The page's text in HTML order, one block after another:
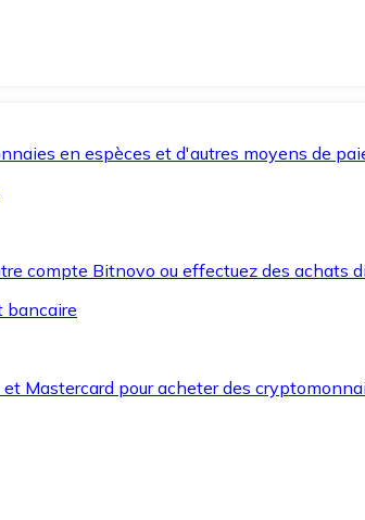
en espèces et d'autres moyens de
compte Bitnovo ou effectuez des achats
bancaire
Mastercard pour acheter des